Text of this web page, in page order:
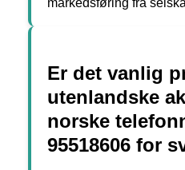
markedsføring fra
Er det vanlig
utenlandske
norske
95518606 for